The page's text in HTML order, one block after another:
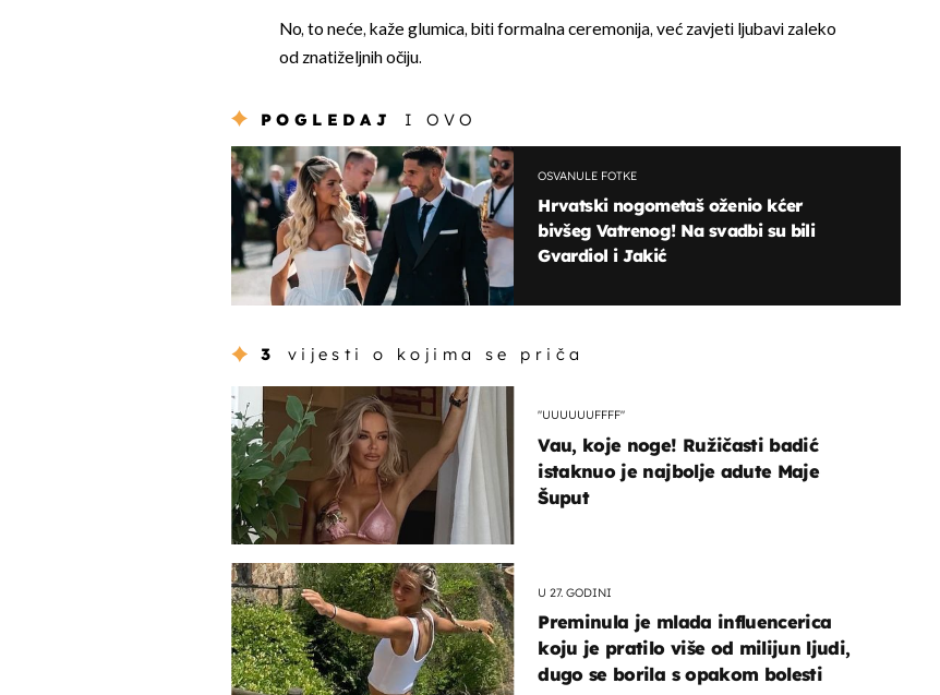
No, to neće, kaže glumica, biti formalna ceremonija, već zavjeti ljubavi zaleko
od znatiželjnih očiju.
POGLEDAJ I OVO
OSVANULE FOTKE
Hrvatski nogometaš oženio kćer
bivšeg Vatrenog! Na svadbi su bili
Gvardiol i Jakić
3 vijesti o kojima se priča
"UUUUUUFFFF"
Vau, koje noge! Ružičasti badić
istaknuo je najbolje adute Maje
Šuput
U 27. GODINI
Preminula je mlada influencerica
koju je pratilo više od milijun ljudi,
dugo se borila s opakom bolesti